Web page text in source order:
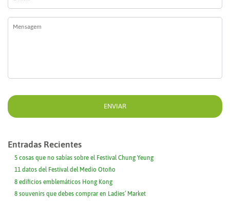
Mensagem
Entradas Recientes
5 cosas que no sabías sobre el Festival Chung Yeung
11 datos del Festival del Medio Otoño
8 edificios emblemáticos Hong Kong
8 souvenirs que debes comprar en Ladies’ Market